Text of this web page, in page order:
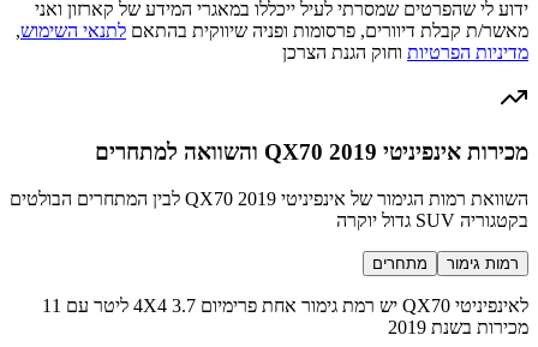
ידוע לי שהפרטים שמסרתי לעיל ייכללו במאגרי המידע של קארזון ואני
מאשר/ת קבלת דיוורים, פרסומות ופניה שיווקית בהתאם לתנאי השימוש,
מדיניות הפרטיות וחוק הגנת הצרכן
מכירות אינפיניטי QX70 2019 והשוואה למתחרים
השוואת רמות הגימור של אינפיניטי QX70 2019 לבין המתחרים הבולטים
בקטגוריה SUV גדול יוקרה
רמות גימור מתחרים
לאינפיניטי QX70 יש רמת גימור אחת פרימיום 4X4 3.7 ליטר עם 11
מכירות בשנת 2019